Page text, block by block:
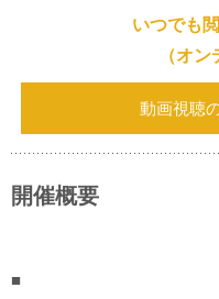
いつでも
（オン
動画視聴
開催概要
■